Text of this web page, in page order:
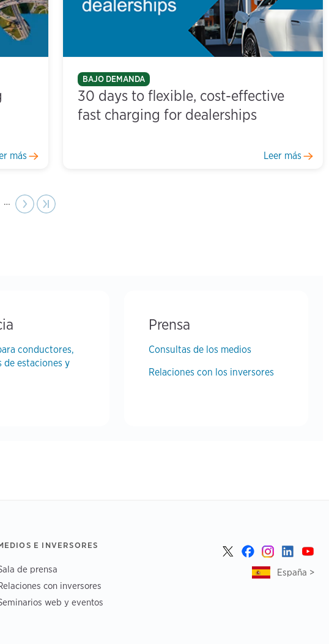
más
BAJO DEMANDA
30 days to flexible, cost-effective
fast charging for dealerships
Leer más
… Next
page
Next
›
Last page
Last »
conductores,
de estaciones y
Prensa
Consultas de los medios
Relaciones con los inversores
E INVERSORES
de prensa
con inversores
web y eventos
España >